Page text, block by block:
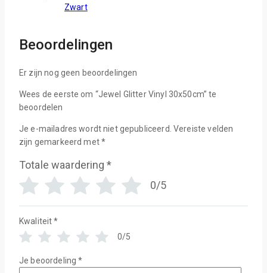
Zwart
Beoordelingen
Er zijn nog geen beoordelingen
Wees de eerste om “Jewel Glitter Vinyl 30x50cm” te
beoordelen
Je e-mailadres wordt niet gepubliceerd. Vereiste velden
zijn gemarkeerd met*
Totale waardering *
0/5
Kwaliteit *
0/5
Je beoordeling*